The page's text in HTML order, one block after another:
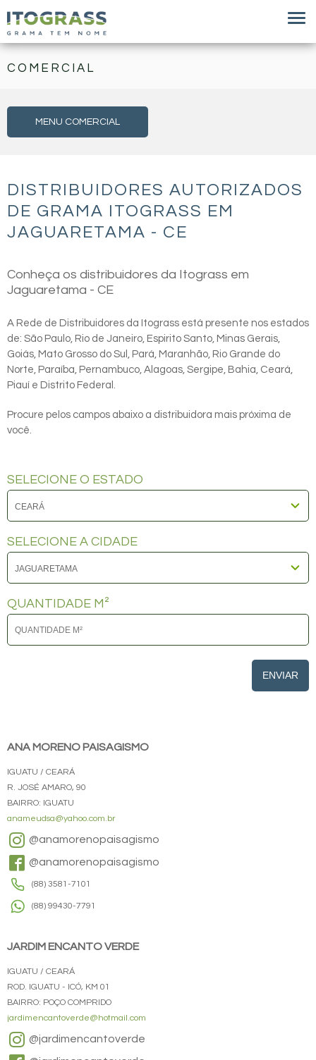
COMERCIAL
MENU COMERCIAL
DISTRIBUIDORES AUTORIZADOS
DE GRAMA ITOGRASS EM
JAGUARETAMA - CE
Conheça os distribuidores da Itograss em
Jaguaretama - CE
A Rede de Distribuidores da Itograss está presente nos estados
de: São Paulo, Rio de Janeiro, Espirito Santo, Minas Gerais,
Goiás, Mato Grosso do Sul, Pará, Maranhão, Rio Grande do
Norte, Paraíba, Pernambuco, Alagoas, Sergipe, Bahia, Ceará,
Piauí e Distrito Federal.
Procure pelos campos abaixo a distribuidora mais próxima de
você.
SELECIONE O ESTADO
SELECIONE A CIDADE
QUANTIDADE M²
ENVIAR
ANA MORENO PAISAGISMO
IGUATU / CEARÁ
R. JOSÉ AMARO, 90
BAIRRO: IGUATU
anameudsa@yahoo.com.br
@anamorenopaisagismo
@anamorenopaisagismo
(88) 3581-7101
(88) 99430-7791
JARDIM ENCANTO VERDE
IGUATU / CEARÁ
ROD. IGUATU - ICÓ, KM 01
BAIRRO: POÇO COMPRIDO
jardimencantoverde@hotmail.com
@jardimencantoverde